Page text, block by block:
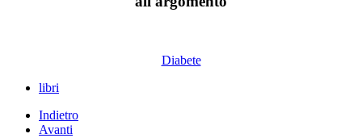
Diabete
libri
Indietro
Avanti